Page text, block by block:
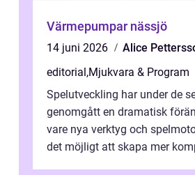
Värmepumpar nässjö
14 juni 2026
Alice
editorial,Mjukvara & Program
Spelutveckling har under de
genomgått en dramatisk
vare nya verktyg och
det möjligt att skapa mer